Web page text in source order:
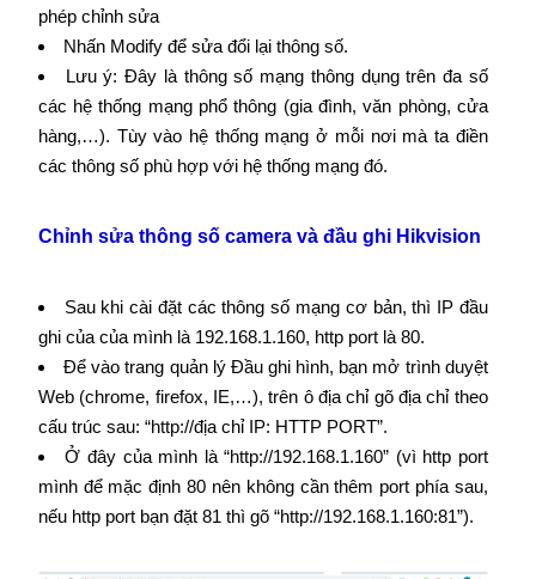
phép chỉnh sửa
Nhấn Modify để sửa đổi lại thông số.
Lưu ý: Đây là thông số mạng thông dụng trên đa số
các hệ thống mạng phổ thông (gia đình, văn phòng, cửa
hàng,…). Tùy vào hệ thống mạng ở mỗi nơi mà ta điền
các thông số phù hợp với hệ thống mạng đó.
Chỉnh sửa thông số camera và đầu ghi Hikvision
Sau khi cài đặt các thông số mạng cơ bản, thì IP đầu
ghi của của mình là 192.168.1.160, http port là 80.
Để vào trang quản lý Đầu ghi hình, bạn mở trình duyệt
Web (chrome, firefox, IE,…), trên ô địa chỉ gõ địa chỉ theo
cấu trúc sau: “http://địa chỉ IP: HTTP PORT”.
Ở đây của mình là “http://192.168.1.160” (vì http port
mình để mặc định 80 nên không cần thêm port phía sau,
nếu http port bạn đặt 81 thì gõ “http://192.168.1.160:81”).